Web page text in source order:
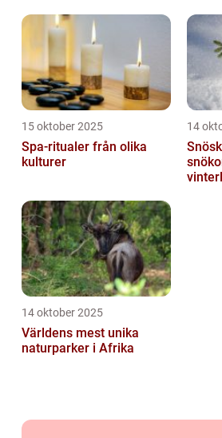
15 oktober 2025
Spa-ritualer från olika
kulturer
14
14 oktober 2025
Världens mest unika
naturparker i Afrika